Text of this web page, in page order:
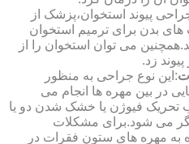
پیوند استخوان،پزشک از
بدن برای ترمیم استخوان
می توان استخوان را از
زد.
:این نوع جراحی به منظور
در بین مهره ها انجام می
فیوژن یا خشک شدن دو یا
می شود.برای مشکلات
به مهره های ستون فقرات در